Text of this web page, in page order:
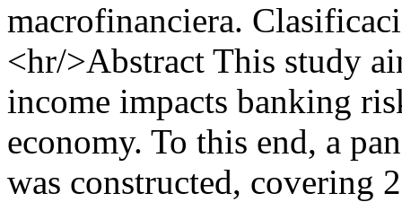
macrofinanciera.
<hr/>Abstract This study
income impacts banking
economy. To this end, a
was constructed, covering